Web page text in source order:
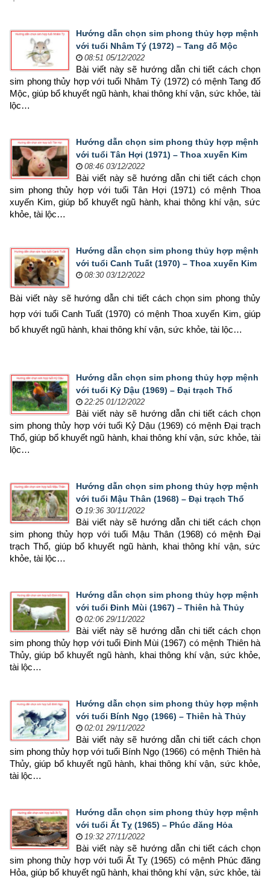
Hướng dẫn chọn sim phong thủy hợp mệnh
với tuổi Nhâm Tý (1972) – Tang đố Mộc
08:51 05/12/2022
Bài viết này sẽ hướng dẫn chi tiết cách chọn
sim phong thủy hợp với tuổi Nhâm Tý (1972) có mệnh Tang đố
Mộc, giúp bổ khuyết ngũ hành, khai thông khí vận, sức khỏe, tài
lộc…
Hướng dẫn chọn sim phong thủy hợp mệnh
với tuổi Tân Hợi (1971) – Thoa xuyến Kim
08:46 03/12/2022
Bài viết này sẽ hướng dẫn chi tiết cách chọn
sim phong thủy hợp với tuổi Tân Hợi (1971) có mệnh Thoa
xuyến Kim, giúp bổ khuyết ngũ hành, khai thông khí vận, sức
khỏe, tài lộc…
Hướng dẫn chọn sim phong thủy hợp mệnh
với tuổi Canh Tuất (1970) – Thoa xuyến Kim
08:30 03/12/2022
Bài viết này sẽ hướng dẫn chi tiết cách chọn sim phong thủy
hợp với tuổi Canh Tuất (1970) có mệnh Thoa xuyến Kim, giúp
bổ khuyết ngũ hành, khai thông khí vận, sức khỏe, tài lộc…
Hướng dẫn chọn sim phong thủy hợp mệnh
với tuổi Kỷ Dậu (1969) – Đại trạch Thổ
22:25 01/12/2022
Bài viết này sẽ hướng dẫn chi tiết cách chọn
sim phong thủy hợp với tuổi Kỷ Dậu (1969) có mệnh Đại trạch
Thổ, giúp bổ khuyết ngũ hành, khai thông khí vận, sức khỏe, tài
lộc…
Hướng dẫn chọn sim phong thủy hợp mệnh
với tuổi Mậu Thân (1968) – Đại trạch Thổ
19:36 30/11/2022
Bài viết này sẽ hướng dẫn chi tiết cách chọn
sim phong thủy hợp với tuổi Mậu Thân (1968) có mệnh Đại
trạch Thổ, giúp bổ khuyết ngũ hành, khai thông khí vận, sức
khỏe, tài lộc…
Hướng dẫn chọn sim phong thủy hợp mệnh
với tuổi Đinh Mùi (1967) – Thiên hà Thủy
02:06 29/11/2022
Bài viết này sẽ hướng dẫn chi tiết cách chọn
sim phong thủy hợp với tuổi Đinh Mùi (1967) có mệnh Thiên hà
Thủy, giúp bổ khuyết ngũ hành, khai thông khí vận, sức khỏe,
tài lộc…
Hướng dẫn chọn sim phong thủy hợp mệnh
với tuổi Bính Ngọ (1966) – Thiên hà Thủy
02:01 29/11/2022
Bài viết này sẽ hướng dẫn chi tiết cách chọn
sim phong thủy hợp với tuổi Bính Ngọ (1966) có mệnh Thiên hà
Thủy, giúp bổ khuyết ngũ hành, khai thông khí vận, sức khỏe,
tài lộc…
Hướng dẫn chọn sim phong thủy hợp mệnh
với tuổi Ất Tỵ (1965) – Phúc đăng Hỏa
19:32 27/11/2022
Bài viết này sẽ hướng dẫn chi tiết cách chọn
sim phong thủy hợp với tuổi Ất Tỵ (1965) có mệnh Phúc đăng
Hỏa, giúp bổ khuyết ngũ hành, khai thông khí vận, sức khỏe, tài